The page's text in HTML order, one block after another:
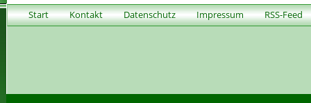
Start Kontakt Datenschutz Impressum RSS-Feed